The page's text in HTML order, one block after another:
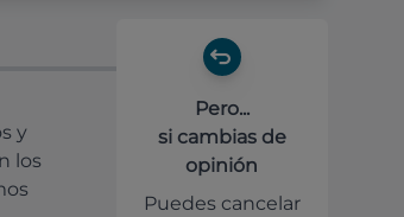
y
los
Pero...
si cambias de
opinión
Puedes cancelar